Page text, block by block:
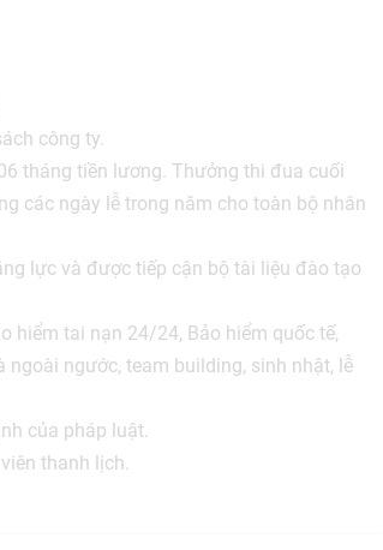
công ty.
tháng tiền lương. Thưởng thi đua cuối
các ngày lễ trong năm cho toàn bộ nhân
lực và được tiếp cận bộ tài liệu đào tạo
hiểm tai nạn 24/24, Bảo hiểm quốc tế,
ngước, team building, sinh nhật, lễ
của pháp luật.
thanh lịch.